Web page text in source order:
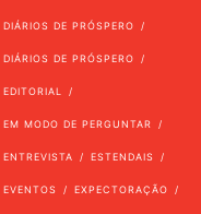
DIÁRIOS DE PRÓSPERO
DIÁRIOS DE PRÓSPERO
EDITORIAL
EM MODO DE PERGUNTAR
ENTREVISTA ESTENDAIS
EVENTOS EXPECTORAÇÃO